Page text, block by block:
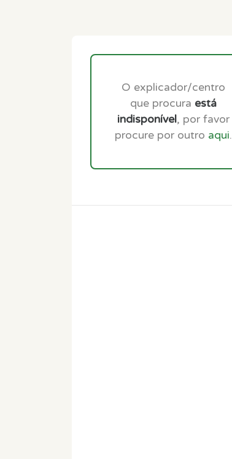
O explicador/centro
que procura está
indisponível, por favor
procure por outro aqui.